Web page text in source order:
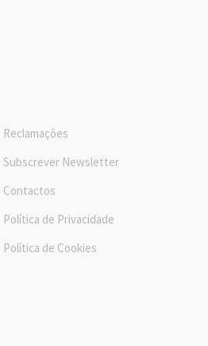
Reclamações
Subscrever Newsletter
Contactos
Política de Privacidade
Política de Cookies